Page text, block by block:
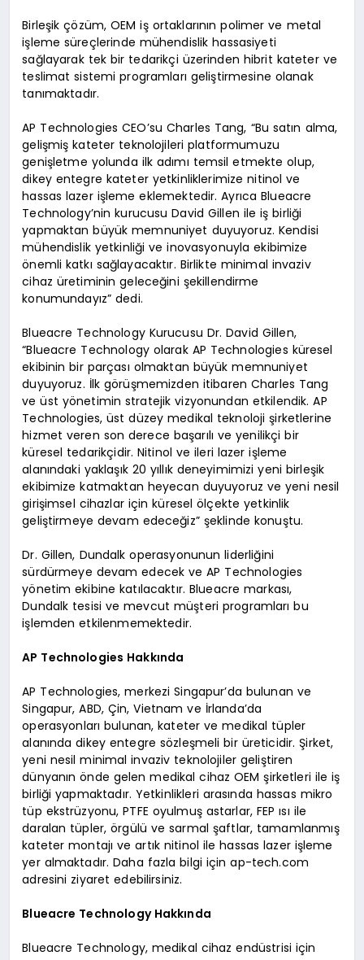
Birleşik çözüm, OEM iş ortaklarının polimer ve metal
işleme süreçlerinde mühendislik hassasiyeti
sağlayarak tek bir tedarikçi üzerinden hibrit kateter ve
teslimat sistemi programları geliştirmesine olanak
tanımaktadır.
AP Technologies CEO’su Charles Tang, “Bu satın alma,
gelişmiş kateter teknolojileri platformumuzu
genişletme yolunda ilk adımı temsil etmekte olup,
dikey entegre kateter yetkinliklerimize nitinol ve
hassas lazer işleme eklemektedir. Ayrıca Blueacre
Technology’nin kurucusu David Gillen ile iş birliği
yapmaktan büyük memnuniyet duyuyoruz. Kendisi
mühendislik yetkinliği ve inovasyonuyla ekibimize
önemli katkı sağlayacaktır. Birlikte minimal invaziv
cihaz üretiminin geleceğini şekillendirme
konumundayız” dedi.
Blueacre Technology Kurucusu Dr. David Gillen,
“Blueacre Technology olarak AP Technologies küresel
ekibinin bir parçası olmaktan büyük memnuniyet
duyuyoruz. İlk görüşmemizden itibaren Charles Tang
ve üst yönetimin stratejik vizyonundan etkilendik. AP
Technologies, üst düzey medikal teknoloji şirketlerine
hizmet veren son derece başarılı ve yenilikçi bir
küresel tedarikçidir. Nitinol ve ileri lazer işleme
alanındaki yaklaşık 20 yıllık deneyimimizi yeni birleşik
ekibimize katmaktan heyecan duyuyoruz ve yeni nesil
girişimsel cihazlar için küresel ölçekte yetkinlik
geliştirmeye devam edeceğiz” şeklinde konuştu.
Dr. Gillen, Dundalk operasyonunun liderliğini
sürdürmeye devam edecek ve AP Technologies
yönetim ekibine katılacaktır. Blueacre markası,
Dundalk tesisi ve mevcut müşteri programları bu
işlemden etkilenmemektedir.
AP Technologies Hakkında
AP Technologies, merkezi Singapur’da bulunan ve
Singapur, ABD, Çin, Vietnam ve İrlanda’da
operasyonları bulunan, kateter ve medikal tüpler
alanında dikey entegre sözleşmeli bir üreticidir. Şirket,
yeni nesil minimal invaziv teknolojiler geliştiren
dünyanın önde gelen medikal cihaz OEM şirketleri ile iş
birliği yapmaktadır. Yetkinlikleri arasında hassas mikro
tüp ekstrüzyonu, PTFE oyulmuş astarlar, FEP ısı ile
daralan tüpler, örgülü ve sarmal şaftlar, tamamlanmış
kateter montajı ve artık nitinol ile hassas lazer işleme
yer almaktadır. Daha fazla bilgi için ap-tech.com
adresini ziyaret edebilirsiniz.
Blueacre Technology Hakkında
Blueacre Technology, medikal cihaz endüstrisi için